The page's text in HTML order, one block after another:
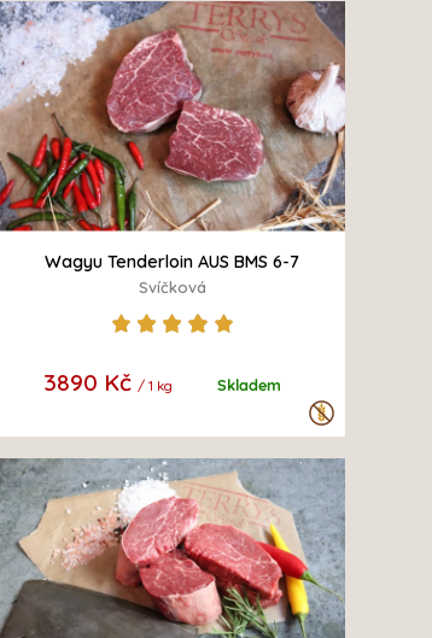
Wagyu Tenderloin AUS BMS 6-7
Svíčková
3890 Kč / 1 kg Skladem